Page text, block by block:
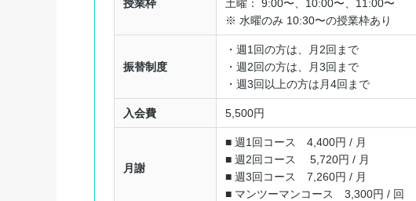
授業枠
土曜： 9:00〜、10:00〜、11:00〜
※ 水曜のみ 10:30〜の授業枠あり
振替制度
・週1回の方は、月2回まで
・週2回の方は、月3回まで
・週3回以上の方は月4回まで
入会費 5,500円
月謝
■ 週1回コース 4,400円 / 月
■ 週2回コース 5,720円 / 月
■ 週3回コース 7,260円 / 月
■ マンツーマンコース 3,300円 / 回